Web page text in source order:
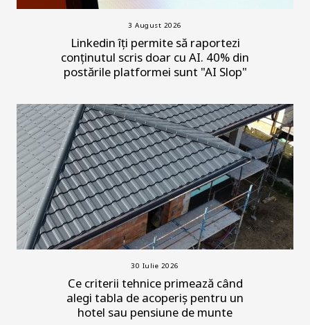
3 August 2026
Linkedin îți permite să raportezi
conținutul scris doar cu AI. 40% din
postările platformei sunt "AI Slop"
30 Iulie 2026
Ce criterii tehnice primează când
alegi tabla de acoperiș pentru un
hotel sau pensiune de munte